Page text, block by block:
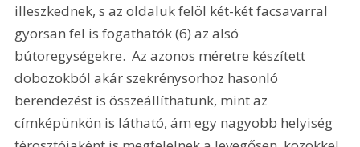
illeszkednek, s az oldaluk felöl két-két facsavarral
gyorsan fel is fogathatók (6) az alsó
bútoregységekre.  Az azonos méretre készített
dobozokból akár szekrénysorhoz hasonló
berendezést is összeállíthatunk, mint az
címképünkön is látható, ám egy nagyobb helyiség